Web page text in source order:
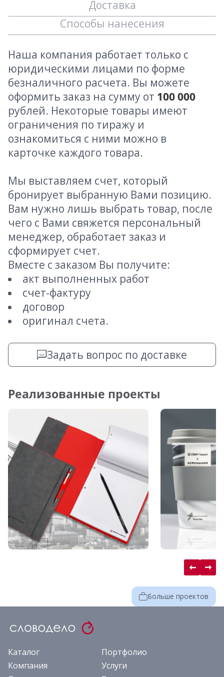
Доставка
Способы нанесения
Наша компания работает только с
юридическими лицами по форме
безналичного расчета. Вы можете
оформить заказ на сумму от 100 000
рублей. Некоторые товары имеют
ограничения по тиражу и
ознакомиться с ними можно в
карточке каждого товара.
Мы выставляем счет, который
бронирует выбранную Вами позицию.
Вам нужно лишь выбрать товар, после
чего с Вами свяжется персональный
менеджер, обработает заказ и
сформирует счет.
Вместе с заказом Вы получите:
акт выполненных работ
счет-фактуру
договор
оригинал счета.
Задать вопрос по доставке
Реализованные проекты
Больше проектов
Каталог
Портфолио
Компания
Услуги